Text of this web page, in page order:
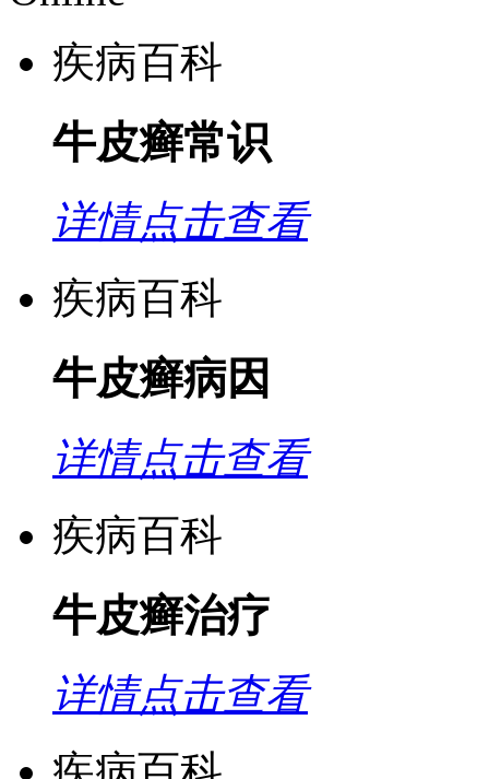
疾病百科
牛皮癣常识
详情点击查看
疾病百科
牛皮癣病因
详情点击查看
疾病百科
牛皮癣治疗
详情点击查看